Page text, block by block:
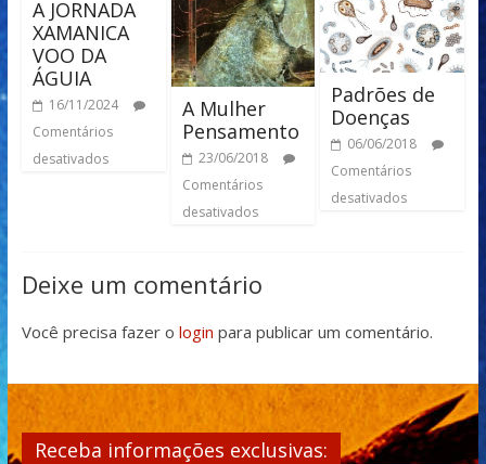
A JORNADA
XAMANICA
VOO DA
ÁGUIA
16/11/2024
Comentários
desativados
A Mulher
Pensamento
23/06/2018
Comentários
desativados
Padrões de
Doenças
06/06/2018
Comentários
desativados
Deixe um comentário
Você precisa fazer o login para publicar um comentário.
Receba informações exclusivas: